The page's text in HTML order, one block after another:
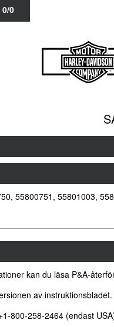
0/0
55800751, 55801003,
kan du läsa P&A-
av
800-258-2464 (endast